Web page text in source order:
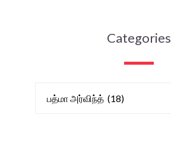
Categories